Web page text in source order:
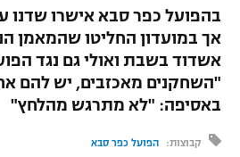
לוח שידורים
ברחבה
הפועל חיפה
הפועל באר שבע
ליגה טורקית
ליגה ברזילאית
ליגות נוספות
ג'ודו
אגרוף
ספורט אולימפי
UFC
בהפועל כפר סבא אישרו שדנו
אך במועדון החליטו שהמאמן
אשדוד בשבת ואולי גם נגד
"השחקנים מאכזבים, יש להם
באסיפה: "לא מתרגש מהלחץ"
קבוצות: הפועל כפר סבא